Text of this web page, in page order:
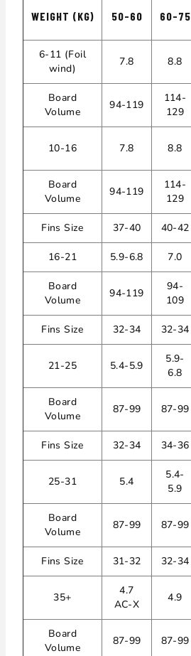
WEIGHT (KG) 50-60 60-75
6-11 (Foil
wind)
7.8 8.8
Board
Volume
94-119
114-
129
10-16 7.8 8.8
Board
Volume
94-119
114-
129
Fins Size 37-40 40-42
16-21 5.9-6.8 7.0
Board
Volume
94-119
94-
109
Fins Size 32-34 32-34
21-25 5.4-5.9
5.9-
6.8
Board
Volume
87-99 87-99
Fins Size 32-34 34-36
25-31 5.4
5.4-
5.9
Board
Volume
87-99 87-99
Fins Size 31-32 32-34
35+
4.7
AC-X
4.9
Board
Volume
87-99 87-99